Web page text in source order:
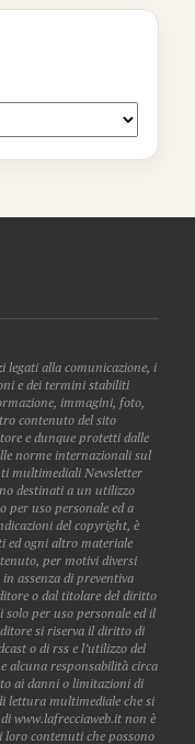
legati alla comunicazione, i
e dei termini stabiliti
immagini, foto,
contenuto del sito
e dunque protetti dalle
norme internazionali sul
multimediali Newsletter
destinati a un utilizzo
per uso personale ed a
del copyright, è
ed ogni altro materiale
per motivi diversi
in assenza di preventiva
o dal titolare del diritto
solo per uso personale ed il
si riserva il diritto di
o di rss e l’utilizzo del
alcuna responsabilità circa
ai danni o limitazioni di
lettura multimediale che si
www.lafrecciaweb.it non è
loro contenuti che possono